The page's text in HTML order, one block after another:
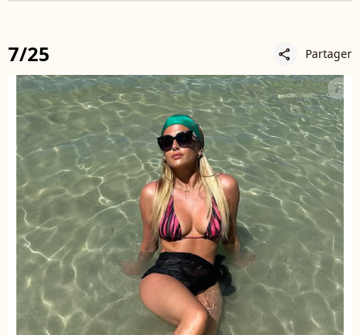
7/25 share Partager